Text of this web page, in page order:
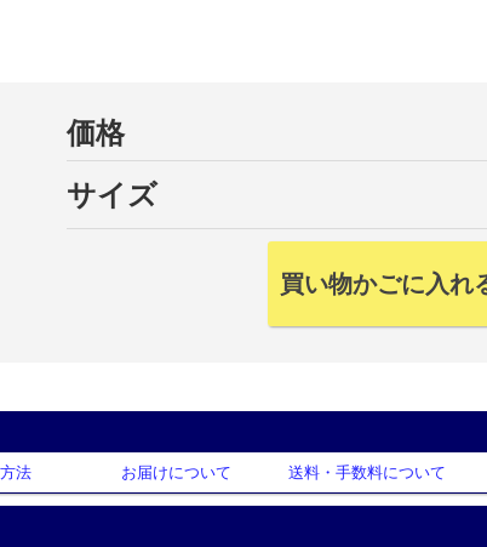
価格
サイズ
法 お届けについて 送料・手数料について